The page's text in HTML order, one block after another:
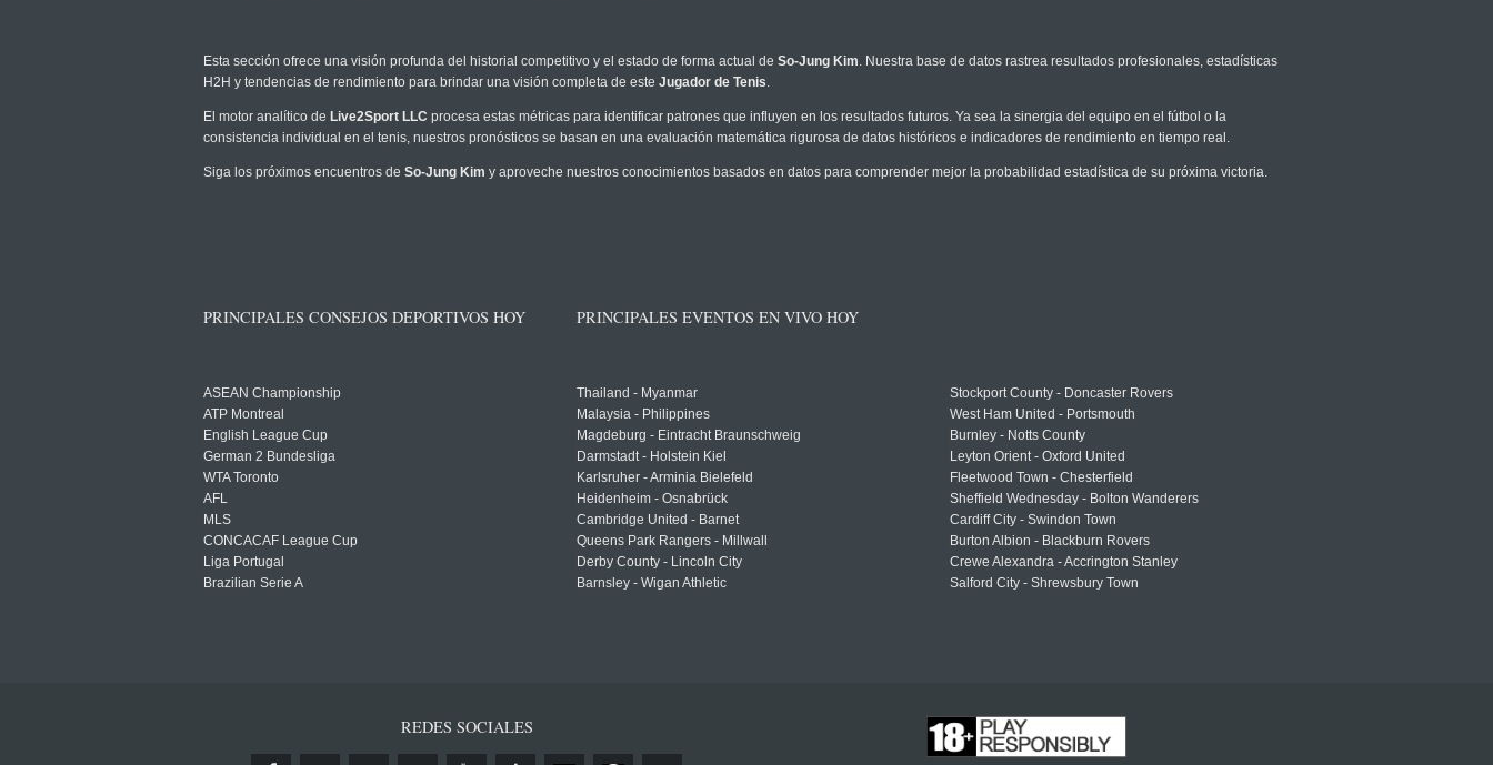
Esta sección ofrece una visión profunda del historial competitivo y el estado de forma actual de So-Jung Kim. Nuestra base de datos rastrea resultados profesionales, estadísticas
H2H y tendencias de rendimiento para brindar una visión completa de este Jugador de Tenis.
El motor analítico de Live2Sport LLC procesa estas métricas para identificar patrones que influyen en los resultados futuros. Ya sea la sinergia del equipo en el fútbol o la
consistencia individual en el tenis, nuestros pronósticos se basan en una evaluación matemática rigurosa de datos históricos e indicadores de rendimiento en tiempo real.
Siga los próximos encuentros de So-Jung Kim y aproveche nuestros conocimientos basados en datos para comprender mejor la probabilidad estadística de su próxima victoria.
PRINCIPALES CONSEJOS DEPORTIVOS HOY
ASEAN Championship
ATP Montreal
English League Cup
German 2 Bundesliga
WTA Toronto
AFL
MLS
CONCACAF League Cup
Liga Portugal
Brazilian Serie A
PRINCIPALES EVENTOS EN VIVO HOY
Thailand - Myanmar
Malaysia - Philippines
Magdeburg - Eintracht Braunschweig
Darmstadt - Holstein Kiel
Karlsruher - Arminia Bielefeld
Heidenheim - Osnabrück
Cambridge United - Barnet
Queens Park Rangers - Millwall
Derby County - Lincoln City
Barnsley - Wigan Athletic
Stockport County - Doncaster Rovers
West Ham United - Portsmouth
Burnley - Notts County
Leyton Orient - Oxford United
Fleetwood Town - Chesterfield
Sheffield Wednesday - Bolton Wanderers
Cardiff City - Swindon Town
Burton Albion - Blackburn Rovers
Crewe Alexandra - Accrington Stanley
Salford City - Shrewsbury Town
REDES SOCIALES